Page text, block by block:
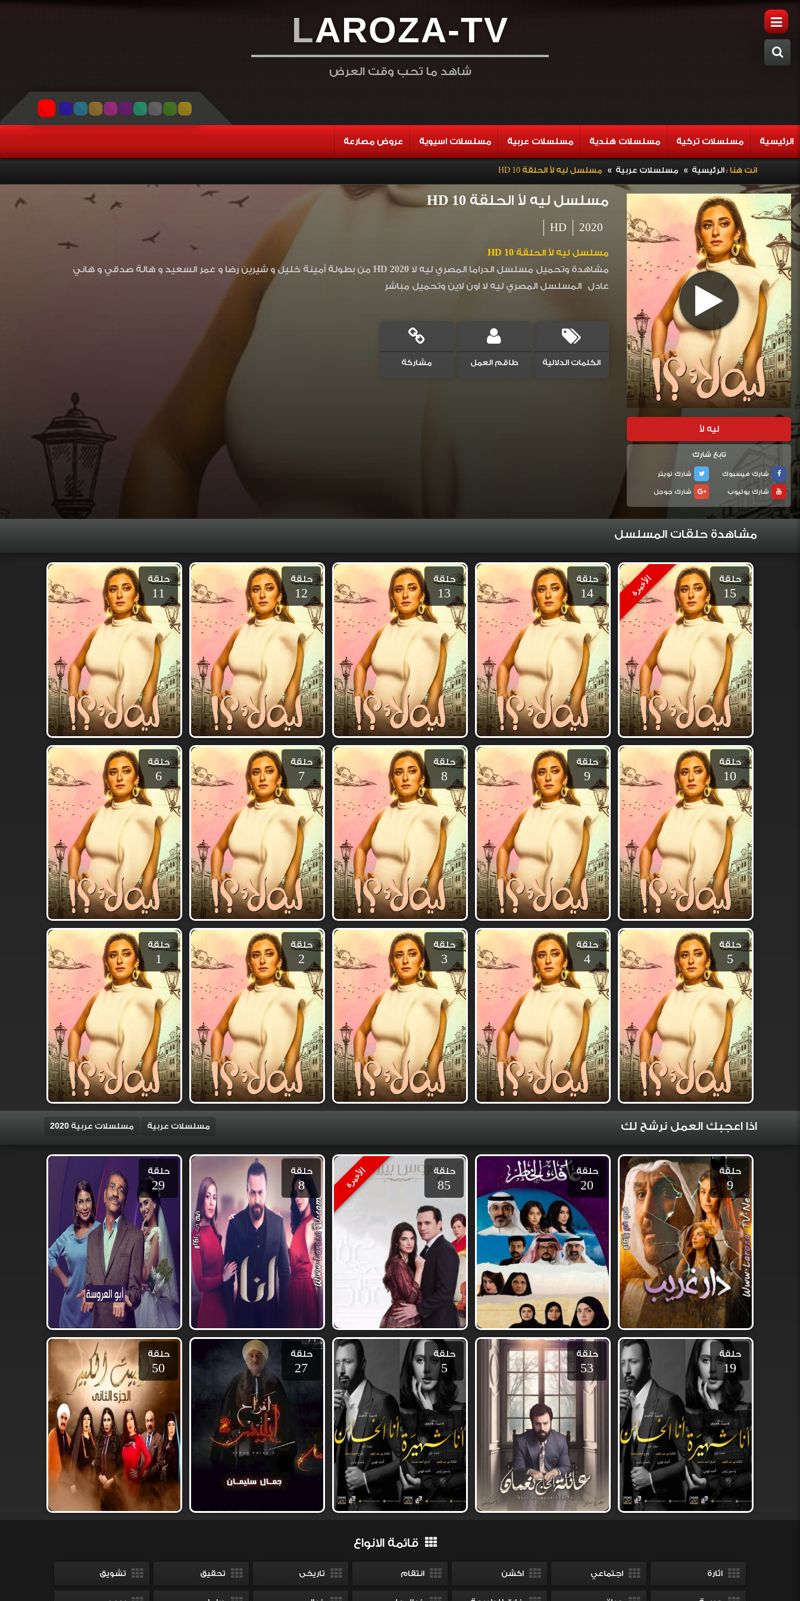
LAROZA-TV
شاهد ما تحب وقت العرض
الرئيسية مسلسلات تركية مسلسلات هندية مسلسلات عربية مسلسلات اسيوية عروض مصارعة
انت هنا :الرئيسية » مسلسلات عربية » مسلسل ليه لأ الحلقة 10 HD
ليه لأ
تابع شارك
شارك فيسبوك
شارك تويتر
شارك يوتيوب
شارك جوجل
مسلسل ليه لأ الحلقة 10 HD
2020
HD
مسلسل ليه لأ الحلقة 10 HD
مشاهدة وتحميل مسلسل الدراما المصري ليه لا 2020 HD من بطولة أمينة خليل و شيرين رضا و عمر السعيد و هالة صدقي و هاني
عادل المسلسل المصري ليه لا اون لاين وتحميل مباشر
الكلمات الدلالية طاقم العمل مشاركة
مشاهدة حلقات المسلسل
الأخيرة حلقة
15
حلقة
14
حلقة
13
حلقة
12
حلقة
11
حلقة
10
حلقة
9
حلقة
8
حلقة
7
حلقة
6
حلقة
5
حلقة
4
حلقة
3
حلقة
2
حلقة
1
اذا اعجبك العمل نرشح لك مسلسلات عربية مسلسلات عربية 2020
حلقة
9
حلقة
20 الأخيرة حلقة
85
حلقة
8
حلقة
29
حلقة
19
حلقة
53
حلقة
5
حلقة
27
حلقة
50
قائمة الانواع
اثارة اجتماعي اكشن انتقام تاريخى تحقيق تشويق